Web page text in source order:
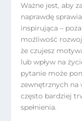
Ważne jest, aby
naprawdę
inspirująca –
możliwość
że czujesz
lub wpływ na
pytanie może
zewnętrznych na
często bardziej
spełnienia.